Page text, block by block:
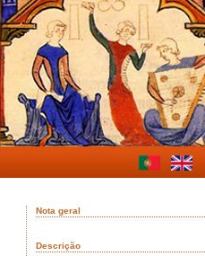
Nota geral
Descrição